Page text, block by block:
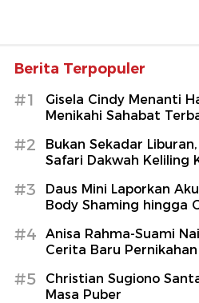
Berita Terpopuler
#1
Gisela Cindy Menanti
Menikahi Sahabat
#2
Bukan Sekadar
Safari Dakwah Keliling
#3
Daus Mini Laporkan
Body Shaming hingga
#4
Anisa Rahma-Suami
Cerita Baru
#5
Christian Sugiono
Masa Puber